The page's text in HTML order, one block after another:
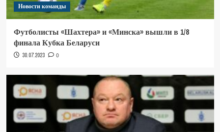
Новости команды
Футболисты «Шахтера» и «Минска» вышли в 1/8
финала Кубка Беларуси
30.07.2023 0